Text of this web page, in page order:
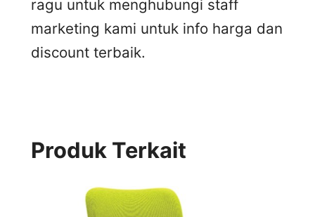
ragu untuk menghubungi staff
marketing kami untuk info harga dan
discount terbaik.
Produk Terkait